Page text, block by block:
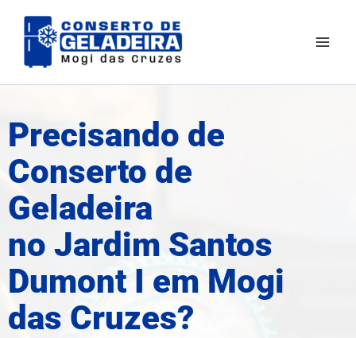
para
Precisando de
Conserto de
Geladeira
no Jardim Santos
Dumont I em Mogi
das Cruzes?